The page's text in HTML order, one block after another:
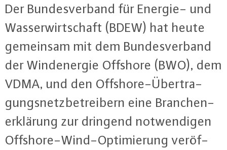
Der Bun­des­ver­band für Energie- und
Was­ser­wirt­schaft (BDEW) hat heute
gemeinsam mit dem Bun­des­ver­band
der Wind­ener­gie Offshore (BWO), dem
VDMA, und den Off­shore-Über­tra­
gungs­netz­be­trei­bern eine Bran­chen­
er­klä­rung zur dringend not­wen­di­gen
Off­shore-Wind-Op­ti­mie­rung ver­öf­